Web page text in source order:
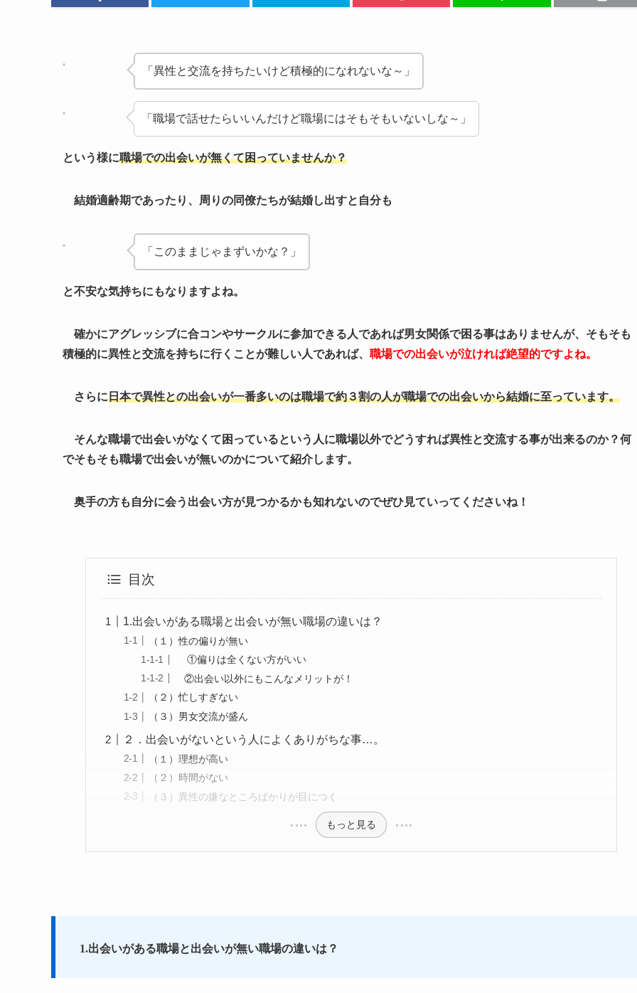
「異性と交流を持ちたいけど積極的になれないな～」
「職場で話せたらいいんだけど職場にはそもそもいないしな～」
という様に職場での出会いが無くて困っていませんか？
結婚適齢期であったり、周りの同僚たちが結婚し出すと自分も
「このままじゃまずいかな？」
と不安な気持ちにもなりますよね。
確かにアグレッシブに合コンやサークルに参加できる人であれば男女関係で困る事はありませんが、そもそも
積極的に異性と交流を持ちに行くことが難しい人であれば、 職場での出会いが泣ければ絶望的ですよね。
さらに日本で異性との出会いが一番多いのは職場で約３割の人が職場での出会いから結婚に至っています。
そんな職場で出会いがなくて困っているという人に職場以外でどうすれば異性と交流する事が出来るのか？何
でそもそも職場で出会いが無いのかについて紹介します。
奥手の方も自分に会う出会い方が見つかるかも知れないのでぜひ見ていってくださいね！
目次
1.出会いがある職場と出会いが無い職場の違いは？
（１）性の偏りが無い
①偏りは全くない方がいい
②出会い以外にもこんなメリットが！
（２）忙しすぎない
（３）男女交流が盛ん
２．出会いがないという人によくありがちな事…。
（１）理想が高い
（２）時間がない
（３）異性の嫌なところばかりが目につく
もっと見る
1.出会いがある職場と出会いが無い職場の違いは？